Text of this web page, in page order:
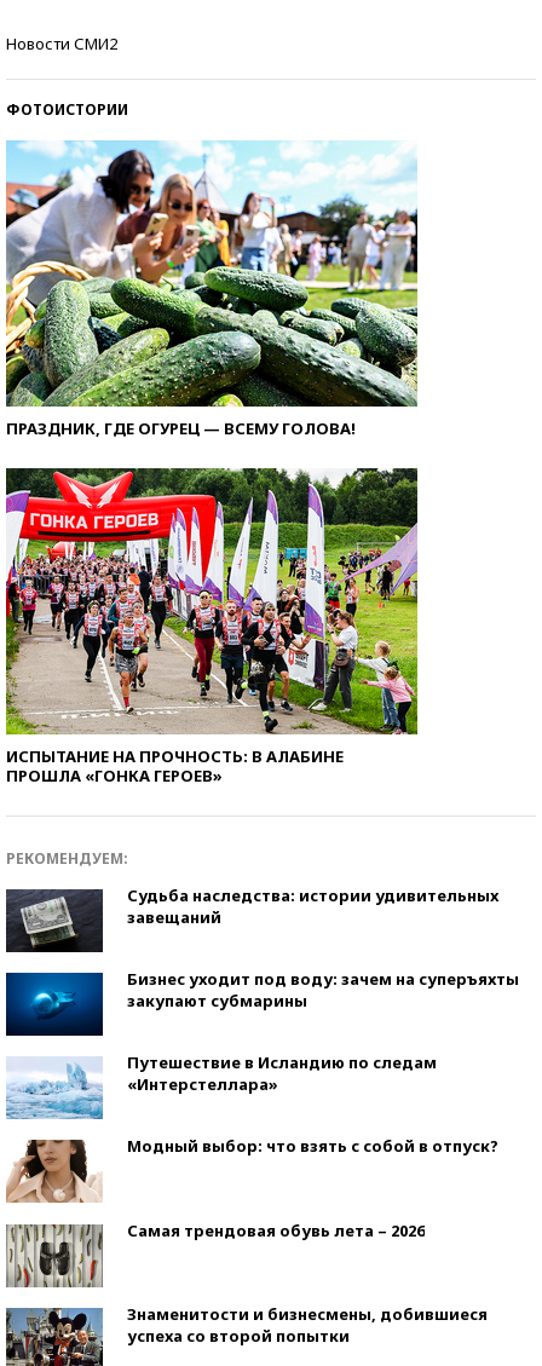
Новости СМИ2
ФОТОИСТОРИИ
ПРАЗДНИК, ГДЕ ОГУРЕЦ — ВСЕМУ ГОЛОВА!
ИСПЫТАНИЕ НА ПРОЧНОСТЬ: В АЛАБИНЕ
ПРОШЛА «ГОНКА ГЕРОЕВ»
РЕКОМЕНДУЕМ:
Судьба наследства: истории удивительных
завещаний
Бизнес уходит под воду: зачем на суперъяхты
закупают субмарины
Путешествие в Исландию по следам
«Интерстеллара»
Модный выбор: что взять с собой в отпуск?
Самая трендовая обувь лета – 2026
Знаменитости и бизнесмены, добившиеся
успеха со второй попытки